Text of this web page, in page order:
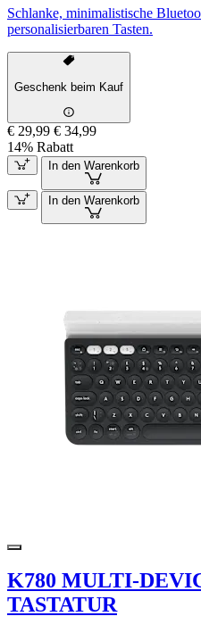
Schlanke, minimalistische
personalisierbaren Tasten.
Geschenk beim Kauf
€ 29,99 € 34,99
14% Rabatt
In den Warenkorb
In den Warenkorb
K780 MULTI-
TASTATUR